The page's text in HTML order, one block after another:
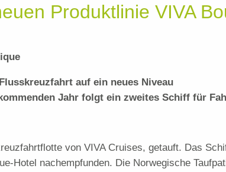
Produktlinie VIVA
auf ein neues Niveau
Jahr folgt ein zweites Schiff für
von VIVA Cruises, getauft. Das
Hotel nachempfunden. Die Norwegische